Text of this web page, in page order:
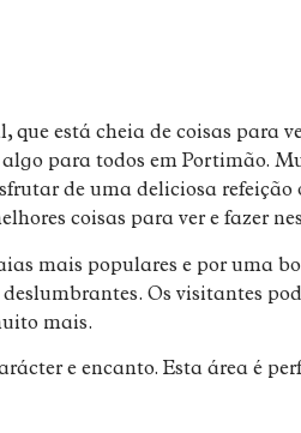
está cheia de coisas para
para todos em Portimão.
de uma deliciosa
coisas para ver e fazer
mais populares e por uma
Os visitantes
mais.
e encanto. Esta área é